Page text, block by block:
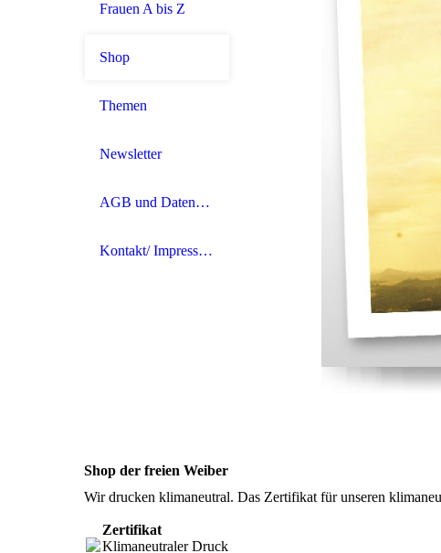
Frauen A bis Z
Shop
Themen
Newsletter
AGB und Datenschutz
Kontakt/ Impressum
Shop der freien Weiber
Wir drucken klimaneutral. Das Zertifikat für unseren
Zertifikat
Klimaneutraler Druck